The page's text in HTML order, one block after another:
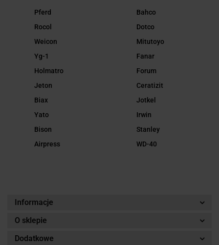
Pferd
Rocol
Weicon
Yg-1
Holmatro
Jeton
Biax
Yato
Bison
Airpress
Bahco
Dotco
Mitutoyo
Fanar
Forum
Ceratizit
Jotkel
Irwin
Stanley
WD-40
Informacje
O sklepie
Dodatkowe